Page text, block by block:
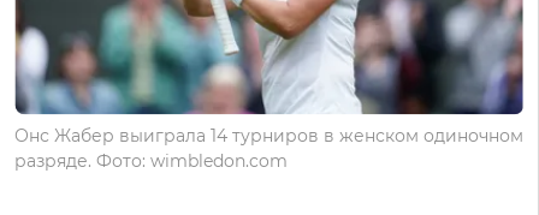
Онс Жабер выиграла 14 турниров в женском одиночном
разряде. Фото: wimbledon.com